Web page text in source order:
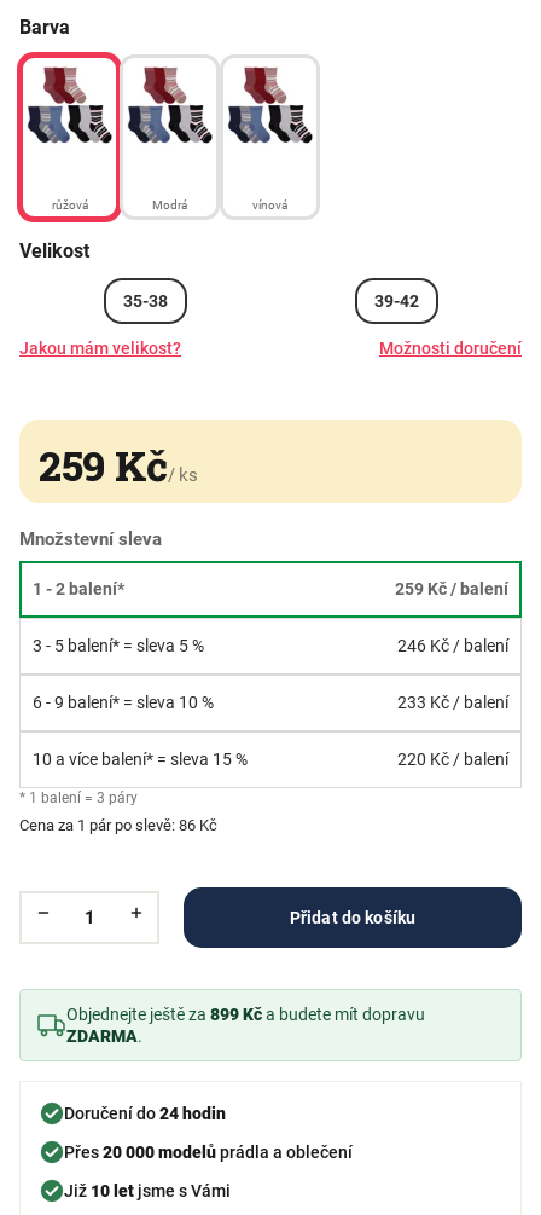
Množstevní sleva
1 - 2 balení* 259 Kč/ balení
3 - 5 balení* = sleva 5 % 246 Kč / balení
6 - 9 balení* = sleva 10 % 233 Kč / balení
10 a více balení* = sleva 15 % 220 Kč / balení
* 1 balení = 3 páry
Cena za 1 pár po slevě: 86 Kč
Barva
růžová Modrá vínová
Velikost
35-38 39-42
Jakou mám velikost? Možnosti doručení
259 Kč/ ks
Přidat do košíku
Objednejte ještě za 899 Kča budete mít dopravu
ZDARMA.
Doručení do24 hodin
Přes20 000 modelůprádla a oblečení
Již 10 let jsme s Vámi